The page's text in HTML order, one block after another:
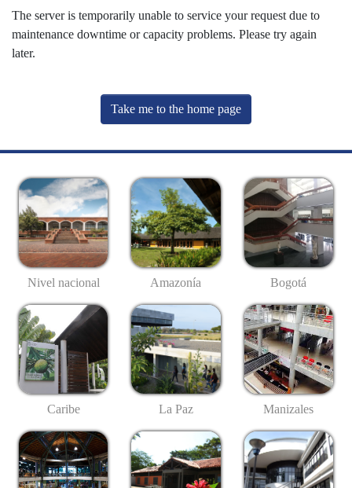
The server is temporarily unable to service your request due to
maintenance downtime or capacity problems. Please try again
later.
Take me to the home page
Nivel nacional Amazonía Bogotá
Caribe La Paz Manizales